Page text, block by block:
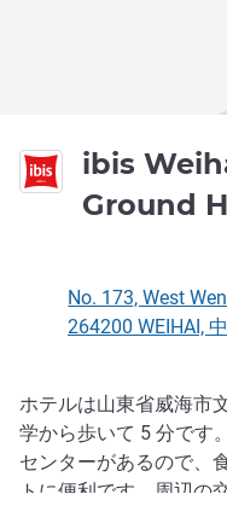
ibis
Ground
No. 173, West
264200 WEIHAI,
説明
ホテルは山東省威海市
学から歩いて 5 分です
センターがあるので、
トに便利です。周辺の